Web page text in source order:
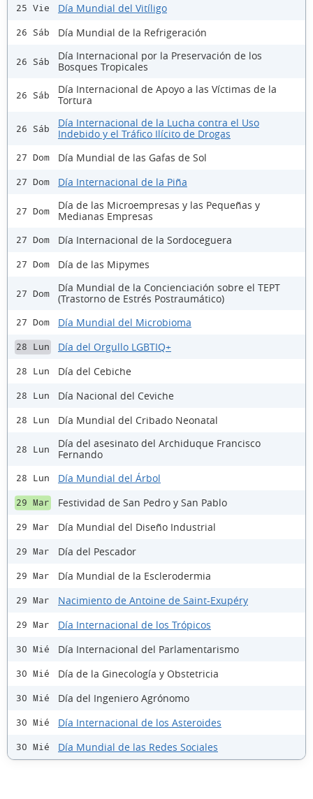
25 Vie Día Mundial del Vitíligo
26 Sáb Día Mundial de la Refrigeración
26 Sáb
Día Internacional por la Preservación de los
Bosques Tropicales
26 Sáb
Día Internacional de Apoyo a las Víctimas de la
Tortura
26 Sáb
Día Internacional de la Lucha contra el Uso
Indebido y el Tráfico Ilícito de Drogas
27 Dom Día Mundial de las Gafas de Sol
27 Dom Día Internacional de la Piña
27 Dom
Día de las Microempresas y las Pequeñas y
Medianas Empresas
27 Dom Día Internacional de la Sordoceguera
27 Dom Día de las Mipymes
27 Dom
Día Mundial de la Concienciación sobre el TEPT
(Trastorno de Estrés Postraumático)
27 Dom Día Mundial del Microbioma
28 Lun Día del Orgullo LGBTIQ+
28 Lun Día del Cebiche
28 Lun Día Nacional del Ceviche
28 Lun Día Mundial del Cribado Neonatal
28 Lun
Día del asesinato del Archiduque Francisco
Fernando
28 Lun Día Mundial del Árbol
29 Mar Festividad de San Pedro y San Pablo
29 Mar Día Mundial del Diseño Industrial
29 Mar Día del Pescador
29 Mar Día Mundial de la Esclerodermia
29 Mar Nacimiento de Antoine de Saint-Exupéry
29 Mar Día Internacional de los Trópicos
30 Mié Día Internacional del Parlamentarismo
30 Mié Día de la Ginecología y Obstetricia
30 Mié Día del Ingeniero Agrónomo
30 Mié Día Internacional de los Asteroides
30 Mié Día Mundial de las Redes Sociales